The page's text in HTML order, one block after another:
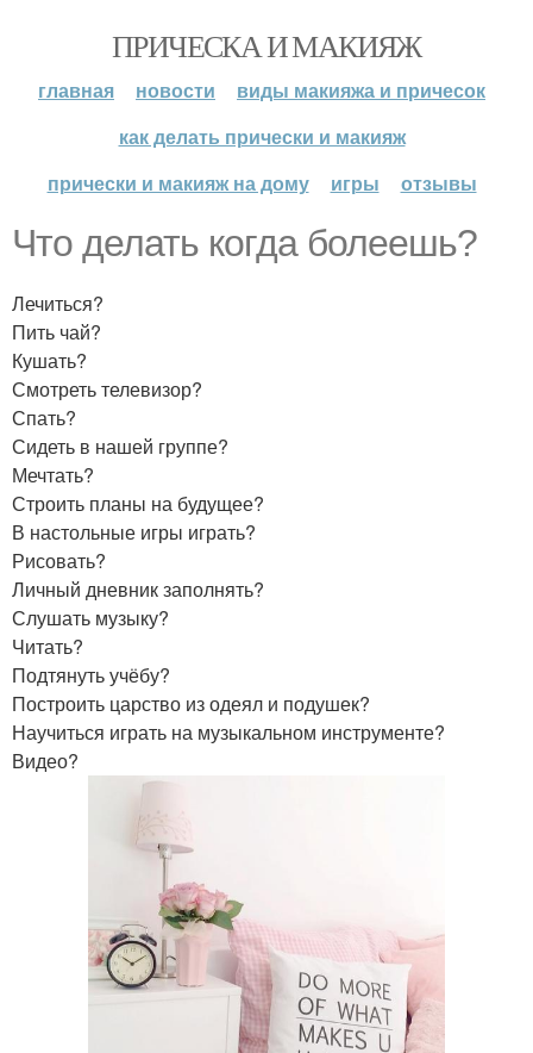
ПРИЧЕСКА И МАКИЯЖ
главная новости
виды макияжа и причесок
как делать прически и макияж
прически и макияж на дому
игры отзывы
Что делать когда болеешь?
Лечиться?
Пить чай?
Кушать?
Смотреть телевизор?
Спать?
Сидеть в нашей группе?
Мечтать?
Строить планы на будущее?
В настольные игры играть?
Рисовать?
Личный дневник заполнять?
Слушать музыку?
Читать?
Подтянуть учёбу?
Построить царство из одеял и подушек?
Научиться играть на музыкальном инструменте?
Видео?